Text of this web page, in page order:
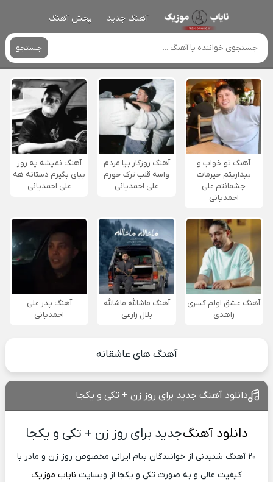
آهنگ جدید پخش آهنگ
جستجو
آهنگ تو خواب و
بیداریتم خیرمات
چشمانتم علی
احمدیانی
آهنگ روزگار بیا مردم
واسه قلب ترک خورم
علی احمدیانی
آهنگ نمیشه یه روز
بیای بگیرم دستاته هه
علی احمدیانی
آهنگ عشق اولم کسری
زاهدی
آهنگ ماشالله ماشالله
بلال زارعی
آهنگ پدر علی
احمدیانی
آهنگ های عاشقانه
دانلود آهنگ جدید برای روز زن + تکی و یکجا
دانلود آهنگجدید برای روز زن + تکی و یکجا
۲۰ آهنگ شنیدنی از خوانندگان بنام ایرانی مخصوص روز زن و مادر با
کیفیت عالی و به صورت تکی و یکجا از وبسایت نایاب موزیک